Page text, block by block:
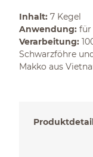
Inhalt: 7 Kegel
Anwendung: für
Verarbeitung:
Schwarzföhre
Makko aus